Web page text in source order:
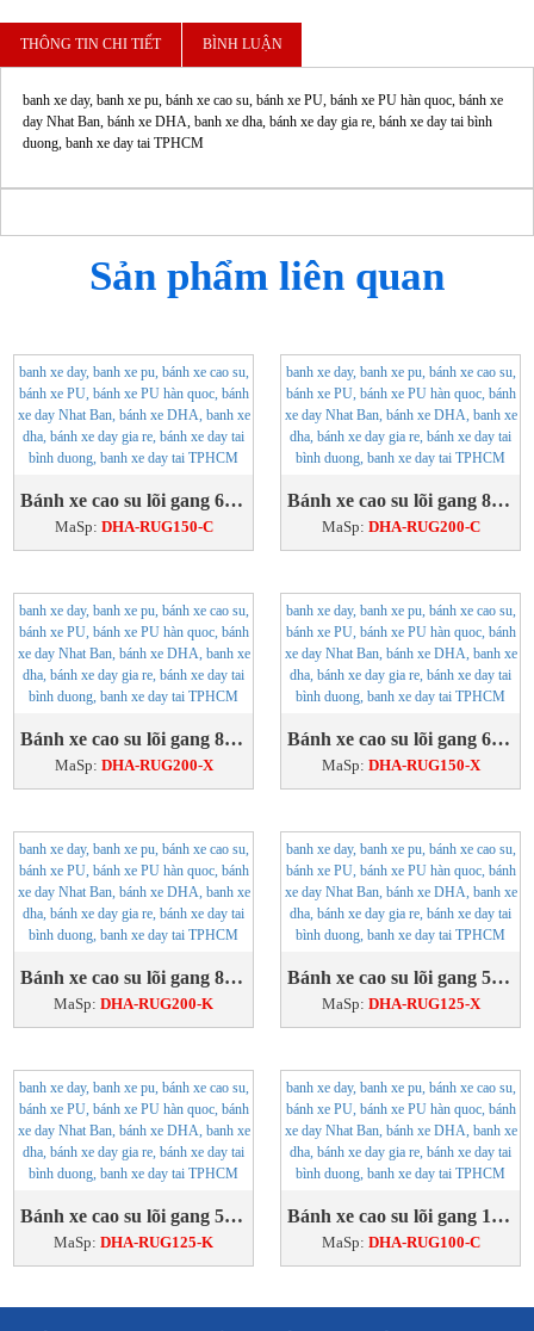
THÔNG TIN CHI TIẾT BÌNH LUẬN
Sản phẩm liên quan
Bánh xe cao su lõi gang 6'' cố định
MaSp: DHA-RUG150-C
Bánh xe cao su lõi gang 8'' cố định
MaSp: DHA-RUG200-C
Bánh xe cao su lõi gang 8'' xoay
MaSp: DHA-RUG200-X
Bánh xe cao su lõi gang 6'' xoay
MaSp: DHA-RUG150-X
Bánh xe cao su lõi gang 8'' khóa
MaSp: DHA-RUG200-K
Bánh xe cao su lõi gang 5'' xoay
MaSp: DHA-RUG125-X
Bánh xe cao su lõi gang 5'' khóa
MaSp: DHA-RUG125-K
Bánh xe cao su lõi gang 100x50 cố định
MaSp: DHA-RUG100-C